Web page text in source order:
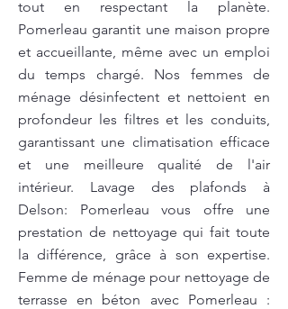
tout en respectant la planète.
Pomerleau garantit une maison propre
et accueillante, même avec un emploi
du temps chargé. Nos femmes de
ménage désinfectent et nettoient en
profondeur les filtres et les conduits,
garantissant une climatisation efficace
et une meilleure qualité de l'air
intérieur. Lavage des plafonds à
Delson: Pomerleau vous offre une
prestation de nettoyage qui fait toute
la différence, grâce à son expertise.
Femme de ménage pour nettoyage de
terrasse en béton avec Pomerleau :